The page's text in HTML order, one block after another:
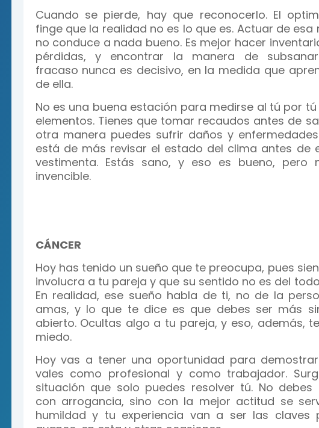
Cuando se pierde, hay que reconocerlo. El
finge que la realidad no es lo que es. Actuar de esa
no conduce a nada bueno. Es mejor hacer
pérdidas, y encontrar la manera de
fracaso nunca es decisivo, en la medida que
de ella.
No es una buena estación para medirse al tú por
elementos. Tienes que tomar recaudos antes de
otra manera puedes sufrir daños y
está de más revisar el estado del clima antes de
vestimenta. Estás sano, y eso es bueno, pero
invencible.
CÁNCER
Hoy has tenido un sueño que te preocupa, pues
involucra a tu pareja y que su sentido no es del
En realidad, ese sueño habla de ti, no de la
amas, y lo que te dice es que debes ser más
abierto. Ocultas algo a tu pareja, y eso, además,
miedo.
Hoy vas a tener una oportunidad para
vales como profesional y como trabajador.
situación que solo puedes resolver tú. No debes
con arrogancia, sino con la mejor actitud se
humildad y tu experiencia van a ser las claves